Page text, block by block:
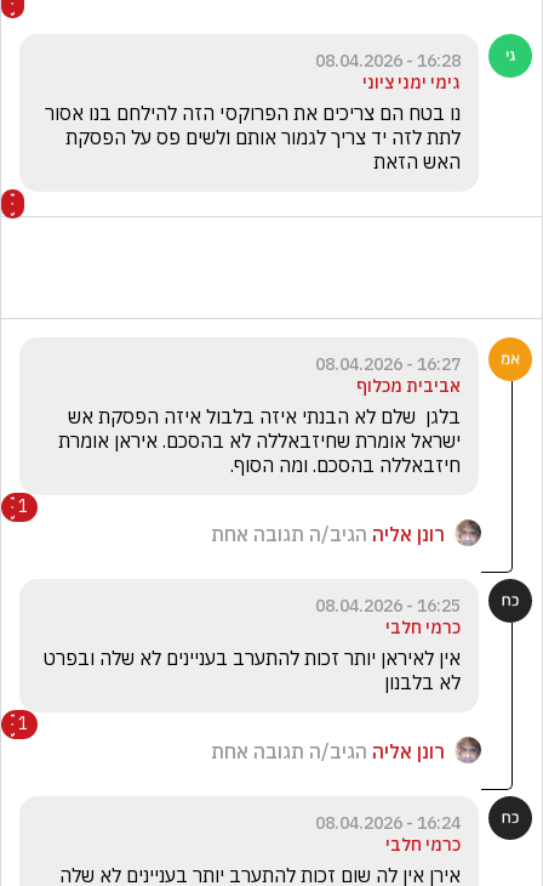
16:28 - 08.04.2026
גימי ימני ציוני
האש הזאת
16:27 - 08.04.2026
אביבית מכלוף
חיזבאללה בהסכם. ומה הסוף.
1
רונן אליה הגיב/ה תגובה אחת
16:25 - 08.04.2026
כרמי חלבי
לא בלבנון
1
רונן אליה הגיב/ה תגובה אחת
16:24 - 08.04.2026
כרמי חלבי